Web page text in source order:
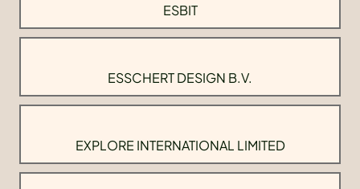
ESBIT
ESSCHERT DESIGN B.V.
EXPLORE INTERNATIONAL LIMITED